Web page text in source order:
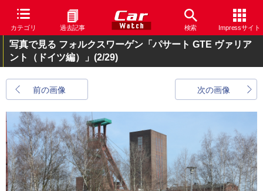
カテゴリ 過去記事 検索 Impressサイト
写真で見る フォルクスワーゲン「パサート GTE ヴァリア
ント（ドイツ編）」 (2/29)
前の画像 次の画像